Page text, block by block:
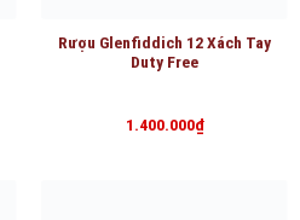
Rượu Glenfiddich 12 Xách Tay
Duty Free
1.400.000₫